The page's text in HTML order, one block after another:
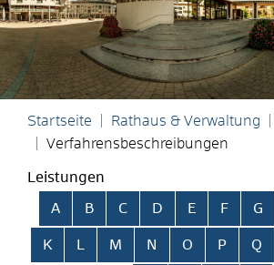
Startseite Rathaus & Verwaltung
Verfahrensbeschreibungen
Leistungen
Alphabetisches Register überspringen
A B C D E F G
K L M N O P Q